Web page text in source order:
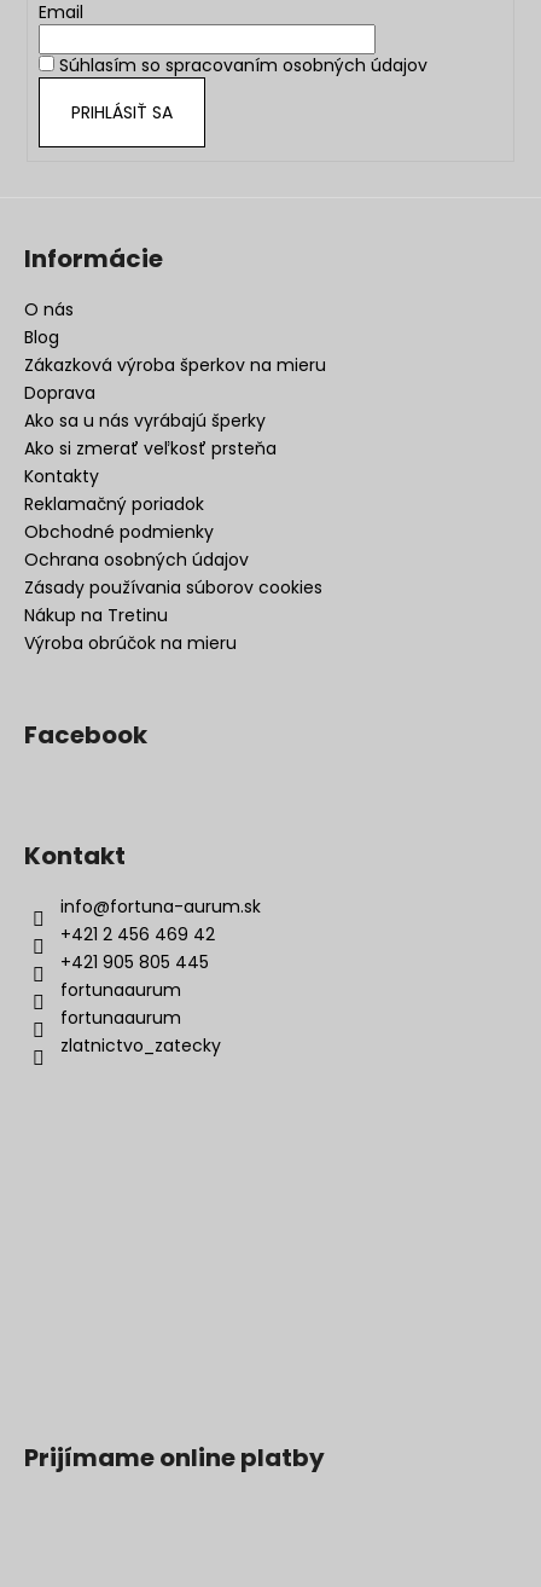
Email
Súhlasím so spracovaním osobných údajov
PRIHLÁSIŤ SA
Informácie
O nás
Blog
Zákazková výroba šperkov na mieru
Doprava
Ako sa u nás vyrábajú šperky
Ako si zmerať veľkosť prsteňa
Kontakty
Reklamačný poriadok
Obchodné podmienky
Ochrana osobných údajov
Zásady používania súborov cookies
Nákup na Tretinu
Výroba obrúčok na mieru
Facebook
Kontakt
info@fortuna-aurum.sk
+421 2 456 469 42
+421 905 805 445
fortunaaurum
fortunaaurum
zlatnictvo_zatecky
Prijímame online platby